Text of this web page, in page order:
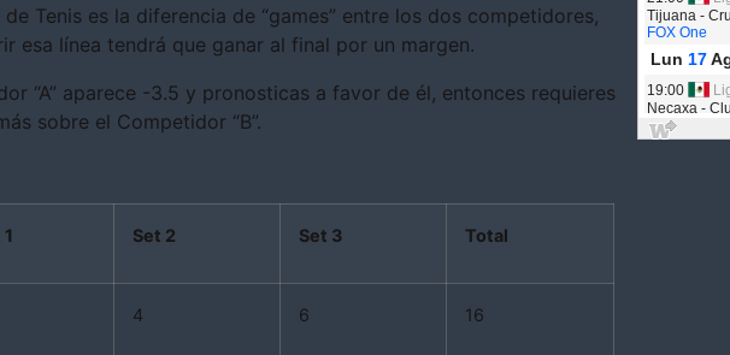
Tenis es la diferencia de “games” entre los dos competidores,
esa línea tendrá que ganar al final por un margen.
“A” aparece -3.5 y pronosticas a favor de él, entonces requieres
sobre el Competidor “B”.
Set 2 Set 3 Total
4 6 16